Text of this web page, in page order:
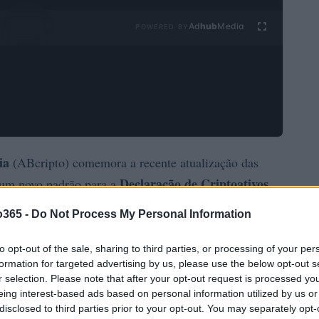
- Do Not Process My Personal Information
opt-out of the sale, sharing to third parties, or processing of your
for targeted advertising by us, please use the below opt-out
selection. Please note that after your opt-out request is processed
interest-based ads based on personal information utilized by us
to third parties prior to your opt-out. You may separately
Ad hubMedia
(ABcripto) comemora a recente atualização das
novo padrão para aDeclaração de Criptoativos
da Instrução Normativa nº 2.291/2025, busca
pela
transparência fiscale combater atividades ilícitas
brasileiros? É uma mudança que promete trazer